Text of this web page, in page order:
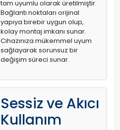
tam uyumlu olarak üretilmiştir.
Bağlantı noktaları orijinal
yapıya birebir uygun olup,
kolay montaj imkanı sunar.
Cihazınıza mükemmel uyum
sağlayarak sorunsuz bir
değişim süreci sunar.
Sessiz ve Akıcı
Kullanım